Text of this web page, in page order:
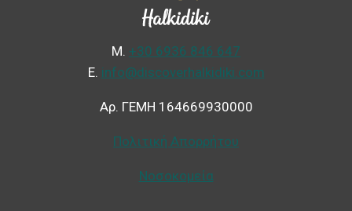
Μ. +30 6936 846 647
Ε. info@discoverhalkidiki.com
Αρ. ΓΕΜΗ 164669930000
Πολιτική Απορρήτου
Νοσοκομεία